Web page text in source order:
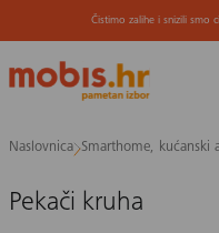
na
Čistimo zalihe i snizili smo
Naslovnica Smarthome, kućanski
Pekači kruha